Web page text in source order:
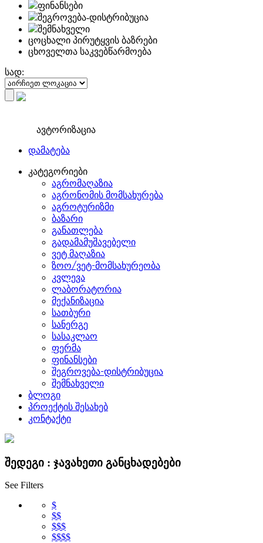
ფინანსები
შეგროვება-დისტრიბუცია
შემნახველი
ცოცხალი პირუტყვის ბაზრები
ცხოველთა საკვებწარმოება
სად:
ავტორიზაცია
დამატება
კატეგორიები
აგრომაღაზია
აგრონომის მომსახურება
აგროტურიზმი
ბაზარი
განათლება
გადამამუშავებელი
ვეტ მაღაზია
ზოო/ვეტ-მომსახურეობა
კვლევა
ლაბორატორია
მექანიზაცია
სათბური
სანერგე
სასაკლაო
ფერმა
ფინანსები
შეგროვება-დისტრიბუცია
შემნახველი
ბლოგი
პროექტის შესახებ
კონტაქტი
შედეგი : ჯავახეთი განცხადებები
See Filters
$
$$
$$$
$$$$